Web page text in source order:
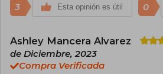
3 Esta opinión es útil 0
Ashley Mancera Alvarez
de Diciembre, 2023
Compra Verificada